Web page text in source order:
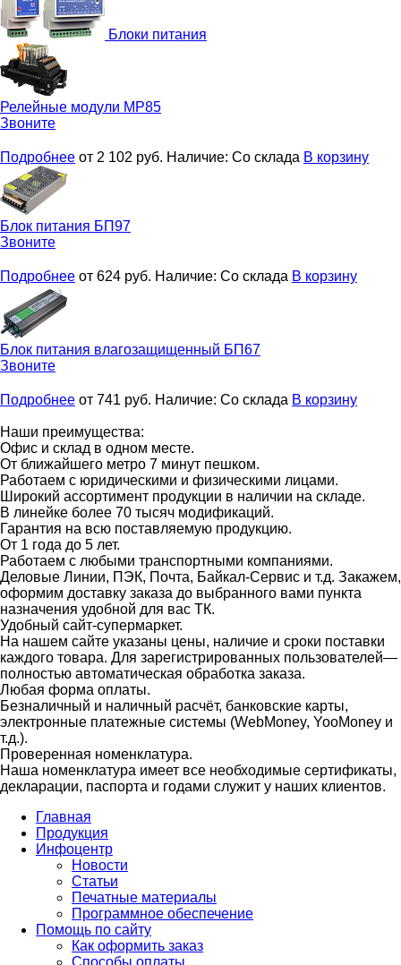
Блоки питания
Релейные модули МР85
Звоните
Подробнее от 2 102 руб. Наличие: Со склада В корзину
Блок питания БП97
Звоните
Подробнее от 624 руб. Наличие: Со склада В корзину
Блок питания влагозащищенный БП67
Звоните
Подробнее от 741 руб. Наличие: Со склада В корзину
Наши преимущества:
Офис и склад в одном месте.
От ближайшего метро 7 минут пешком.
Работаем с юридическими и физическими лицами.
Широкий ассортимент продукции в наличии на складе.
В линейке более 70 тысяч модификаций.
Гарантия на всю поставляемую продукцию.
От 1 года до 5 лет.
Работаем с любыми транспортными компаниями.
Деловые Линии, ПЭК, Почта, Байкал-Сервис и т.д. Закажем,
оформим доставку заказа до выбранного вами пункта
назначения удобной для вас ТК.
Удобный сайт-супермаркет.
На нашем сайте указаны цены, наличие и сроки поставки
каждого товара. Для зарегистрированных пользователей—
полностью автоматическая обработка заказа.
Любая форма оплаты.
Безналичный и наличный расчёт, банковские карты,
электронные платежные системы (WebMoney, YooMoney и
т.д.).
Проверенная номенклатура.
Наша номенклатура имеет все необходимые сертификаты,
декларации, паспорта и годами служит у наших клиентов.
Главная
Продукция
Инфоцентр
Новости
Статьи
Печатные материалы
Программное обеспечение
Помощь по сайту
Как оформить заказ
Способы оплаты